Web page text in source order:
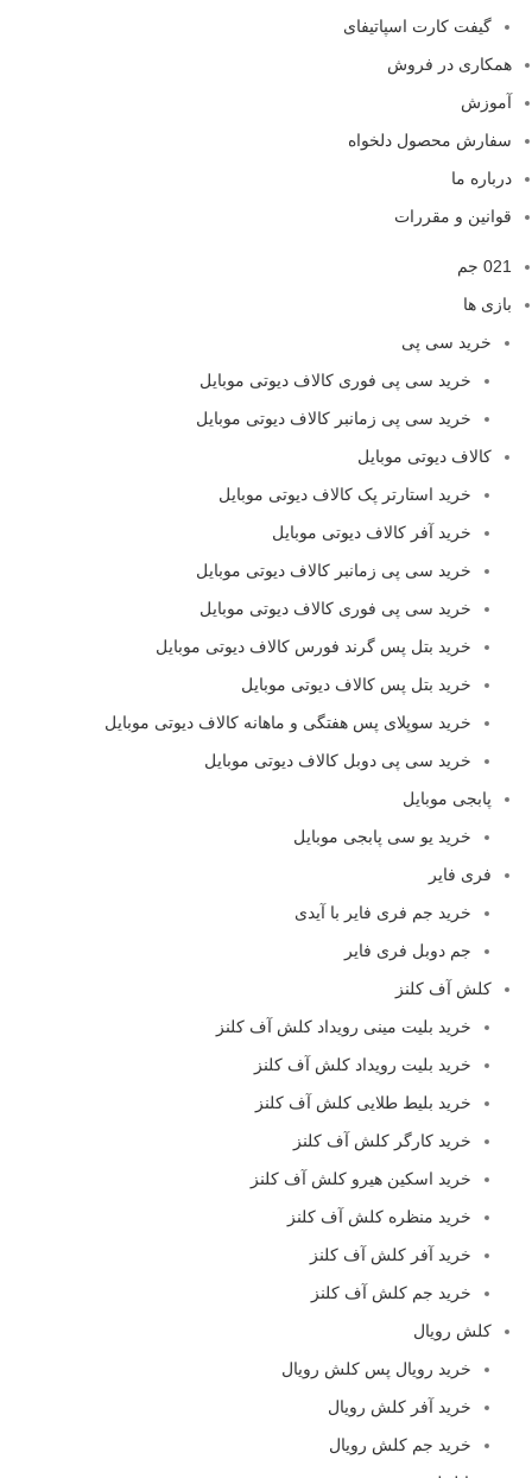
گیفت کارت اسپاتیفای
همکاری در فروش
آموزش
سفارش محصول دلخواه
درباره ما
قوانین و مقررات
021 جم
بازی ها
خرید سی پی
خرید سی پی فوری کالاف دیوتی موبایل
خرید سی پی زمانبر کالاف دیوتی موبایل
کالاف دیوتی موبایل
خرید استارتر پک کالاف دیوتی موبایل
خرید آفر کالاف دیوتی موبایل
خرید سی پی زمانبر کالاف دیوتی موبایل
خرید سی پی فوری کالاف دیوتی موبایل
خرید بتل پس گرند فورس کالاف دیوتی موبایل
خرید بتل پس کالاف دیوتی موبایل
خرید سوپلای پس هفتگی و ماهانه کالاف دیوتی موبایل
خرید سی پی دوبل کالاف دیوتی موبایل
پابجی موبایل
خرید یو سی پابجی موبایل
فری فایر
خرید جم فری فایر با آیدی
جم دوبل فری فایر
کلش آف کلنز
خرید بلیت مینی رویداد کلش آف کلنز
خرید بلیت رویداد کلش آف کلنز
خرید بلیط طلایی کلش آف کلنز
خرید کارگر کلش آف کلنز
خرید اسکین هیرو کلش آف کلنز
خرید منظره کلش آف کلنز
خرید آفر کلش آف کلنز
خرید جم کلش آف کلنز
کلش رویال
خرید رویال پس کلش رویال
خرید آفر کلش رویال
خرید جم کلش رویال